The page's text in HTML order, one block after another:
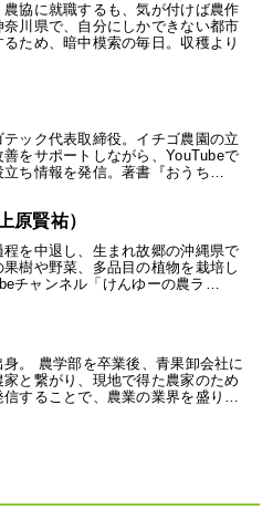
農協に就職するも、気が付けば農作
川県で、自分にしかできない都市
ため、暗中模索の毎日。収穫より
ック代表取締役。イチゴ農園の立
をサポートしながら、YouTubeで
ち情報を発信。著書『おうち…
原賢祐）
程を中退し、生まれ故郷の沖縄県で
樹や野菜、多品目の植物を栽培し
チャンネル「けんゆーの農ラ…
。 農学部を卒業後、青果卸会社に
と繋がり、現地で得た農家のため
信することで、農業の業界を盛り…